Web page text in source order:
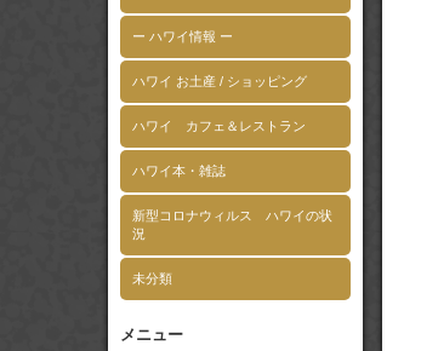
ー ハワイ情報 ー
ハワイ お土産 / ショッピング
ハワイ カフェ＆レストラン
ハワイ本・雑誌
新型コロナウィルス ハワイの状
況
未分類
メニュー